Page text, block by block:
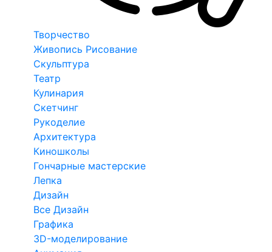
Творчество
Живопись Рисование
Скульптура
Театр
Кулинария
Скетчинг
Рукоделие
Архитектура
Киношколы
Гончарные мастерские
Лепка
Дизайн
Все Дизайн
Графика
3D-моделирование